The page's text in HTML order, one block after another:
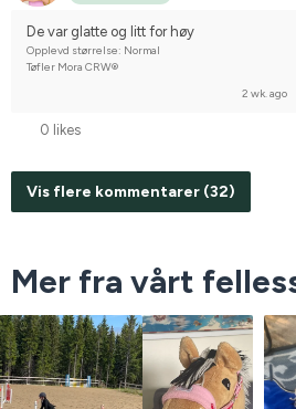
De var glatte og litt for høy
Opplevd størrelse: Normal
Tøfler Mora CRW®
2 wk. ago
0 likes
Vis flere kommentarer (32)
Mer fra vårt